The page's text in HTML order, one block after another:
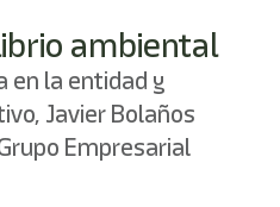
ambiental
en la entidad y
Javier Bolaños
Empresarial